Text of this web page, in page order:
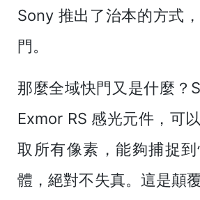
Sony 推出了治本的方式
門。
那麼全域快門又是什麼？
Exmor RS 感光元件，可以
取所有像素 ，能夠捕捉
體，絕對不失真。這是顛